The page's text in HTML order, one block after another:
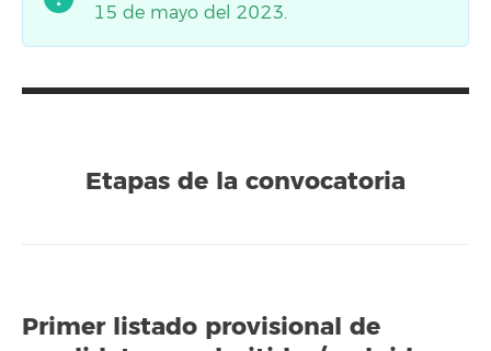
15 de mayo del 2023.
Etapas de la convocatoria
Primer listado provisional de